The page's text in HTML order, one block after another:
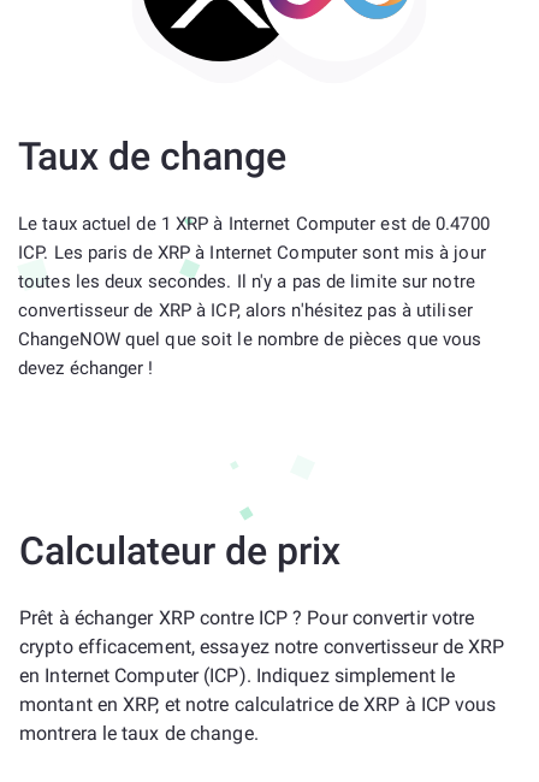
Taux de change
Le taux actuel de 1 XRP à Internet Computer est de 0.4700
ICP. Les paris de XRP à Internet Computer sont mis à jour
toutes les deux secondes. Il n'y a pas de limite sur notre
convertisseur de XRP à ICP, alors n'hésitez pas à utiliser
ChangeNOW quel que soit le nombre de pièces que vous
devez échanger !
Calculateur de prix
Prêt à échanger XRP contre ICP ? Pour convertir votre
crypto efficacement, essayez notre convertisseur de XRP
en Internet Computer (ICP). Indiquez simplement le
montant en XRP, et notre calculatrice de XRP à ICP vous
montrera le taux de change.